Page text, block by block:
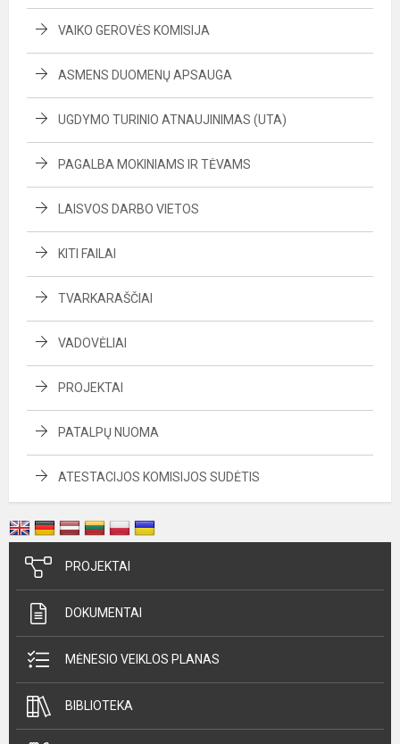
VAIKO GEROVĖS KOMISIJA
ASMENS DUOMENŲ APSAUGA
UGDYMO TURINIO ATNAUJINIMAS (UTA)
PAGALBA MOKINIAMS IR TĖVAMS
LAISVOS DARBO VIETOS
KITI FAILAI
TVARKARAŠČIAI
VADOVĖLIAI
PROJEKTAI
PATALPŲ NUOMA
ATESTACIJOS KOMISIJOS SUDĖTIS
PROJEKTAI
DOKUMENTAI
MĖNESIO VEIKLOS PLANAS
BIBLIOTEKA